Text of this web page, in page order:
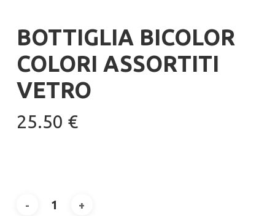
BOTTIGLIA BICOLOR
COLORI ASSORTITI
VETRO
25.50 €